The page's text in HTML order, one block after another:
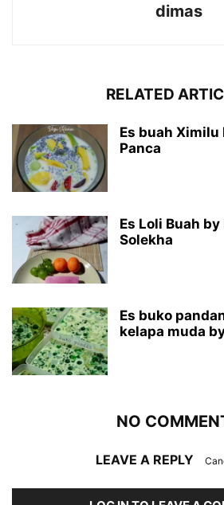
dimas
RELATED
Es buah
Panca
Es Loli Buah
Solekha
Es buko
kelapa muda
NO
LEAVE A REPLY